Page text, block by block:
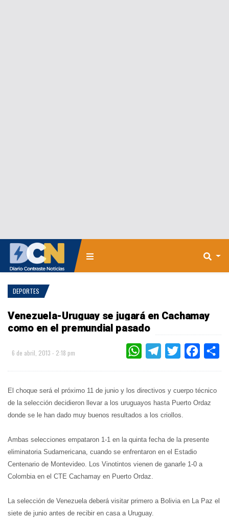
DEPORTES
Venezuela-Uruguay se jugará en Cachamay
como en el premundial pasado
6 de abril, 2013 - 2:18 pm WHATSAPPTELEGRAMTWITTER
El choque será el próximo 11 de junio y los directivos y cuerpo técnico
de la selección decidieron llevar a los uruguayos hasta Puerto Ordaz
donde se le han dado muy buenos resultados a los criollos.
Ambas selecciones empataron 1-1 en la quinta fecha de la presente
eliminatoria Sudamericana, cuando se enfrentaron en el Estadio
Centenario de Montevideo. Los Vinotintos vienen de ganarle 1-0 a
Colombia en el CTE Cachamay en Puerto Ordaz.
La selección de Venezuela deberá visitar primero a Bolivia en La Paz el
siete de junio antes de recibir en casa a Uruguay.